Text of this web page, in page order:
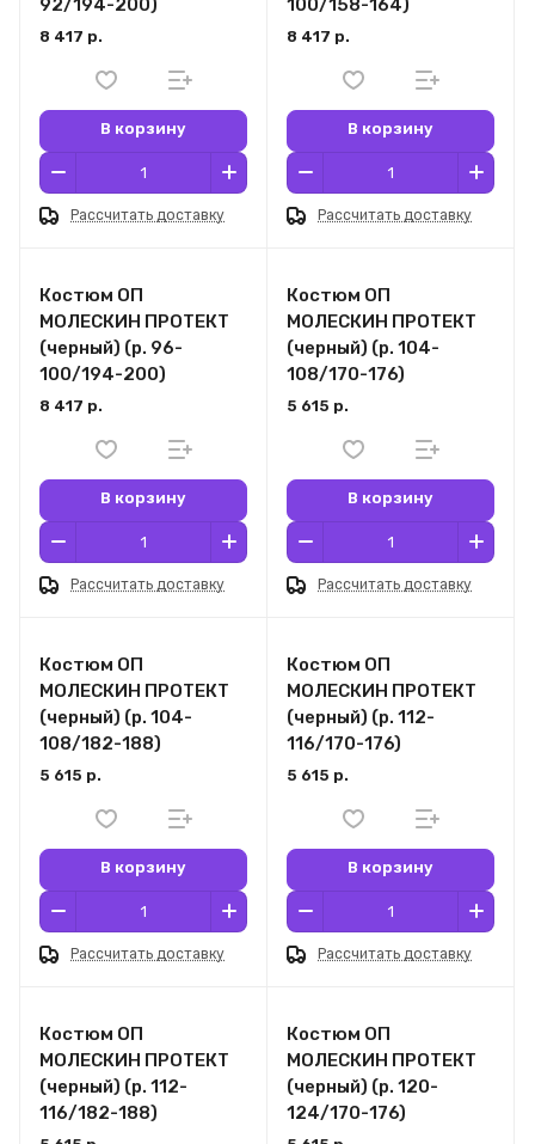
92/194-200)
8 417 р.
В корзину
Рассчитать доставку
100/158-164)
8 417 р.
В корзину
Рассчитать доставку
Костюм ОП
МОЛЕСКИН ПРОТЕКТ
(черный) (р. 96-
100/194-200)
8 417 р.
В корзину
Рассчитать доставку
Костюм ОП
МОЛЕСКИН ПРОТЕКТ
(черный) (р. 104-
108/170-176)
5 615 р.
В корзину
Рассчитать доставку
Костюм ОП
МОЛЕСКИН ПРОТЕКТ
(черный) (р. 104-
108/182-188)
5 615 р.
В корзину
Рассчитать доставку
Костюм ОП
МОЛЕСКИН ПРОТЕКТ
(черный) (р. 112-
116/170-176)
5 615 р.
В корзину
Рассчитать доставку
Костюм ОП
МОЛЕСКИН ПРОТЕКТ
(черный) (р. 112-
116/182-188)
Костюм ОП
МОЛЕСКИН ПРОТЕКТ
(черный) (р. 120-
124/170-176)